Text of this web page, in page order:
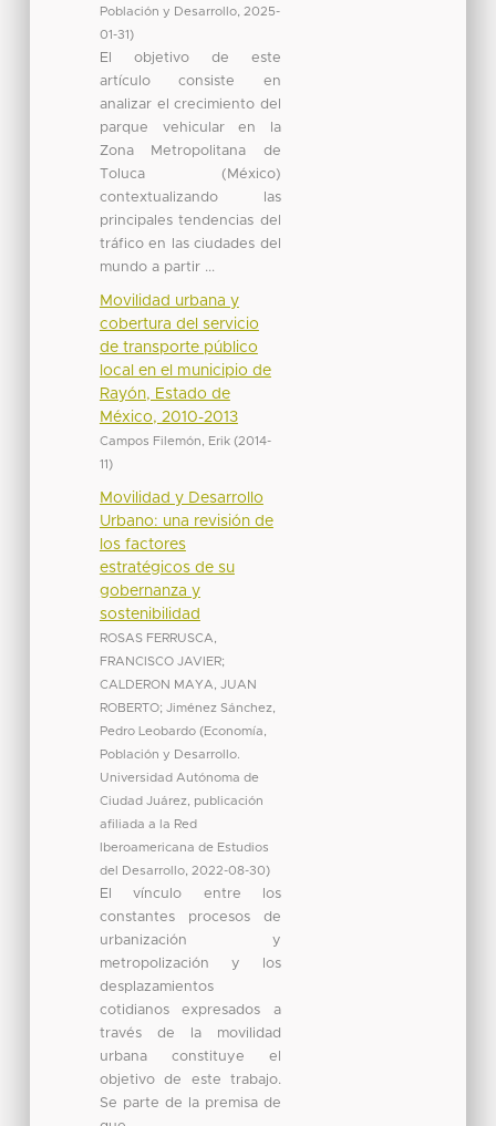
Población y Desarrollo, 2025-
01-31)
El objetivo de este
artículo consiste en
analizar el crecimiento del
parque vehicular en la
Zona Metropolitana de
Toluca (México)
contextualizando las
principales tendencias del
tráfico en las ciudades del
mundo a partir ...
Movilidad urbana y
cobertura del servicio
de transporte público
local en el municipio de
Rayón, Estado de
México, 2010-2013
Campos Filemón, Erik (2014-
11)
Movilidad y Desarrollo
Urbano: una revisión de
los factores
estratégicos de su
gobernanza y
sostenibilidad
ROSAS FERRUSCA,
FRANCISCO JAVIER;
CALDERON MAYA, JUAN
ROBERTO; Jiménez Sánchez,
Pedro Leobardo (Economía,
Población y Desarrollo.
Universidad Autónoma de
Ciudad Juárez, publicación
afiliada a la Red
Iberoamericana de Estudios
del Desarrollo, 2022-08-30)
El vínculo entre los
constantes procesos de
urbanización y
metropolización y los
desplazamientos
cotidianos expresados a
través de la movilidad
urbana constituye el
objetivo de este trabajo.
Se parte de la premisa de